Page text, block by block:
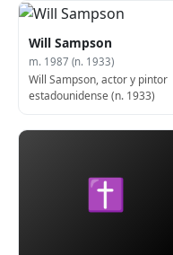
Will Sampson
m. 1987 (n. 1933)
Will Sampson, actor y pintor
estadounidense (n. 1933)
✝